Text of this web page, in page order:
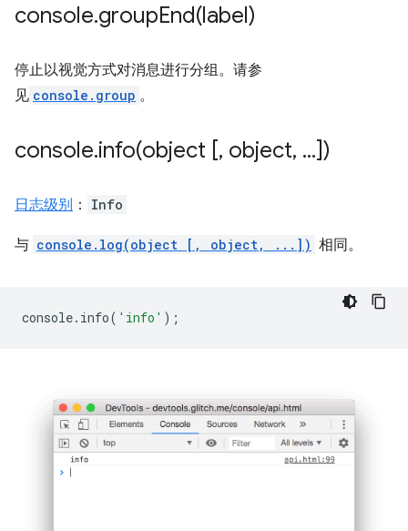
console.groupEnd(label)
停止以视觉方式对消息进行分组。请参
见 console.group 。
console.info(object [, object, ...])
日志级别 ： Info
与 console.log(object [, object, ...]) 相同。
console. info( 'info' );